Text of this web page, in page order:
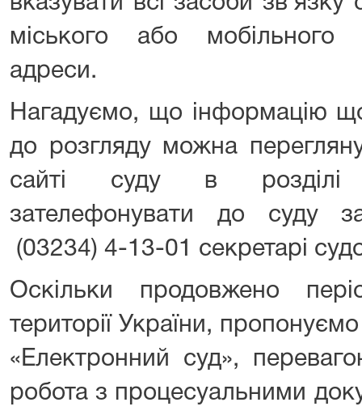
міського або мобільного
адреси.
Нагадуємо, що інформацію
до розгляду можна
сайті суду в розділі
зателефонувати до суду
(03234) 4-13-01 секретарі
Оскільки продовжено
території України,
«Електронний суд»,
робота з процесуальними